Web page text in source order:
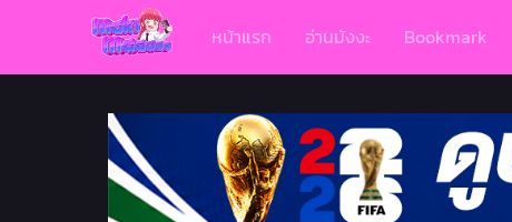
หน้าแรก อ่านมังงะ Bookmark